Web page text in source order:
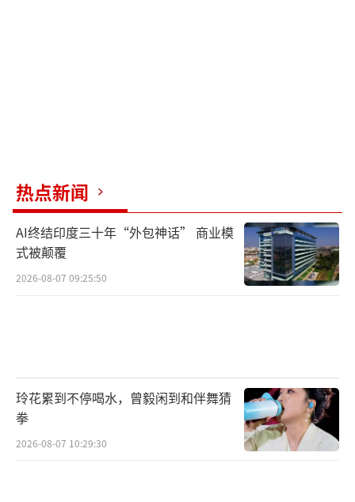
热点新闻
AI终结印度三十年“外包神话” 商业模
式被颠覆
2026-08-07 09:25:50
玲花累到不停喝水，曾毅闲到和伴舞猜
拳
2026-08-07 10:29:30